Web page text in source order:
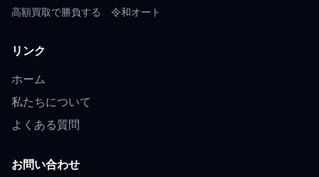
高額買取で勝負する 令和オート
リンク
ホーム
私たちについて
よくある質問
お問い合わせ